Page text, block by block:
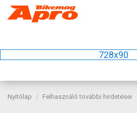
728x90
Nyitólap Felhasználó további hirdetései